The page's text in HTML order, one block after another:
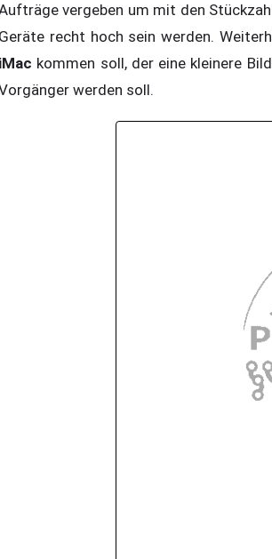
vergeben um mit den
Geräte recht hoch sein werden.
iMac kommen soll, der eine kleinere
werden soll.